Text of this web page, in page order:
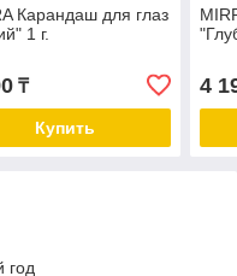
Карандаш для глаз
1 г.
₸
Купить
4
год